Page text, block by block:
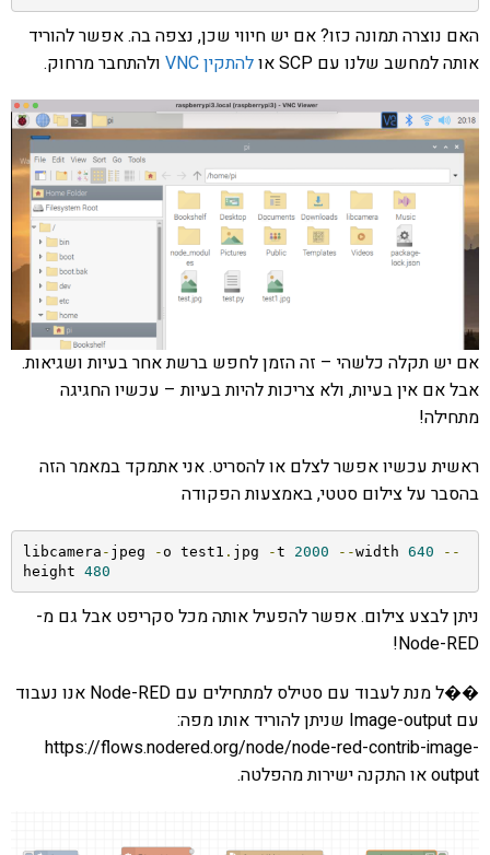
האם נוצרה תמונה כזו? אם יש חיווי שכן, נצפה בה. אפשר להוריד
אותה למחשב שלנו עם SCP או
להתקין VNC ולהתחבר מרחוק.
אם יש תקלה כלשהי – זה הזמן לחפש ברשת אחר בעיות ושגיאות.
אבל אם אין בעיות, ולא צריכות להיות בעיות – עכשיו החגיגה
מתחילה!
ראשית עכשיו אפשר לצלם או להסריט. אני אתמקד במאמר הזה
בהסבר על צילום סטטי, באמצעות הפקודה
libcamera - jpeg - o test1 . jpg -t 2000 --width 640
--
height 480
ניתן לבצע צילום. אפשר להפעיל אותה מכל סקריפט אבל גם מ-
Node-RED!
��ל מנת לעבוד עם סטילס למתחילים עם Node-RED אנו נעבוד
עם Image-output שניתן להוריד אותו מפה:
https://flows.nodered.org/node/node-red-contrib-image-
output או התקנה ישירות מהפלטה.